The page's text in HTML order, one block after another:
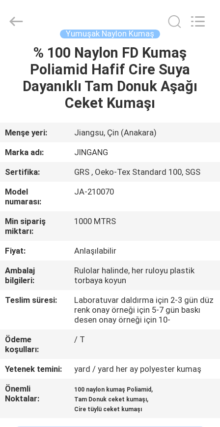
ÜRÜN:%
HAKKIMIZDA
TURU
KONTROL
BIZIMLE
ILETIŞIME
GEÇIN
VAKALAR
COMPANY
NEWS
Textile
Co.,Ltd.
Yumuşak Naylon Kumaş
% 100 Naylon FD Kumaş
Poliamid Hafif Cire Suya
Dayanıklı Tam Donuk Aşağı
Ceket Kumaşı
Menşe yeri:
Jiangsu, Çin (Anakara)
Marka adı:
JINGANG
Sertifika:
GRS , Oeko-Tex Standard 100, SGS
Model
numarası:
JA-210070
Min sipariş
miktarı:
1000 MTRS
Fiyat:
Anlaşılabilir
Ambalaj
bilgileri:
Rulolar halinde, her ruloyu plastik
torbaya koyun
Teslim süresi:
Laboratuvar daldırma için 2-3 gün düz
renk onay örneği için 5-7 gün baskı
desen onay örneği için 10-
Ödeme
koşulları:
/ T
Yetenek temini:
yard / yard her ay polyester kumaş
Önemli
Noktalar:
100 naylon kumaş Poliamid ,
Tam Donuk ceket kumaşı,
Cire tüylü ceket kumaşı